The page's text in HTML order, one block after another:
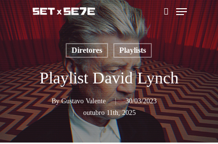
Skip
to
main
content
pesquisar
Menu
Diretores Playlists
Playlist David Lynch
By Gustavo Valente
30/03/2023
outubro 11th, 2025